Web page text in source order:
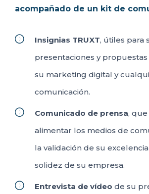
acompañado de un kit de
Insignias TRUXT, útiles para
presentaciones y
su marketing digital y
comunicación.
Comunicado de prensa,
alimentar los medios de
la validación de su
solidez de su empresa.
Entrevista de vídeo de su